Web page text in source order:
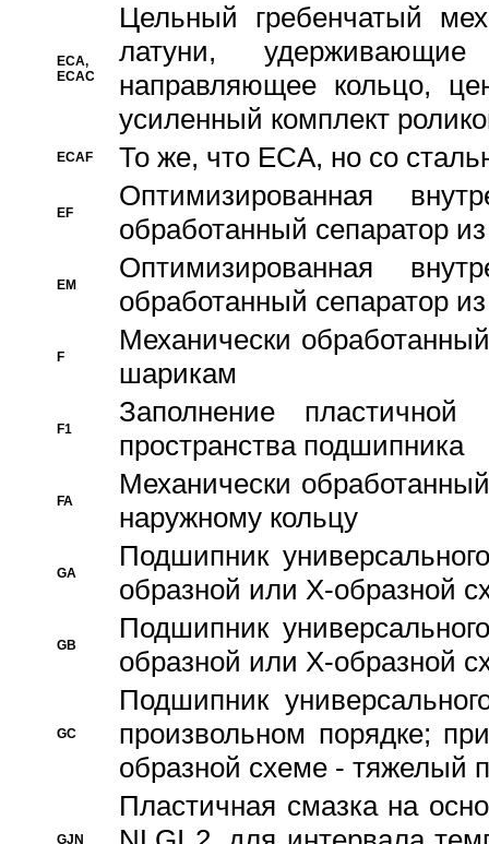
ECA,
ECAC
Цельный гребенчатый
латуни,
направляющее кольцо,
усиленный комплект
ECAF То же, что ECA, но со
EF
Оптимизированная
обработанный сепаратор
EM
Оптимизированная
обработанный сепаратор
F
Механически
шарикам
F1
Заполнение
пространства подшипника
FA
Механически
наружному кольцу
GA
Подшипник
образной или Х-образной
GB
Подшипник
образной или Х-образной
GC
Подшипник
произвольном порядке;
образной схеме - тяжелый
GJN
Пластичная смазка на